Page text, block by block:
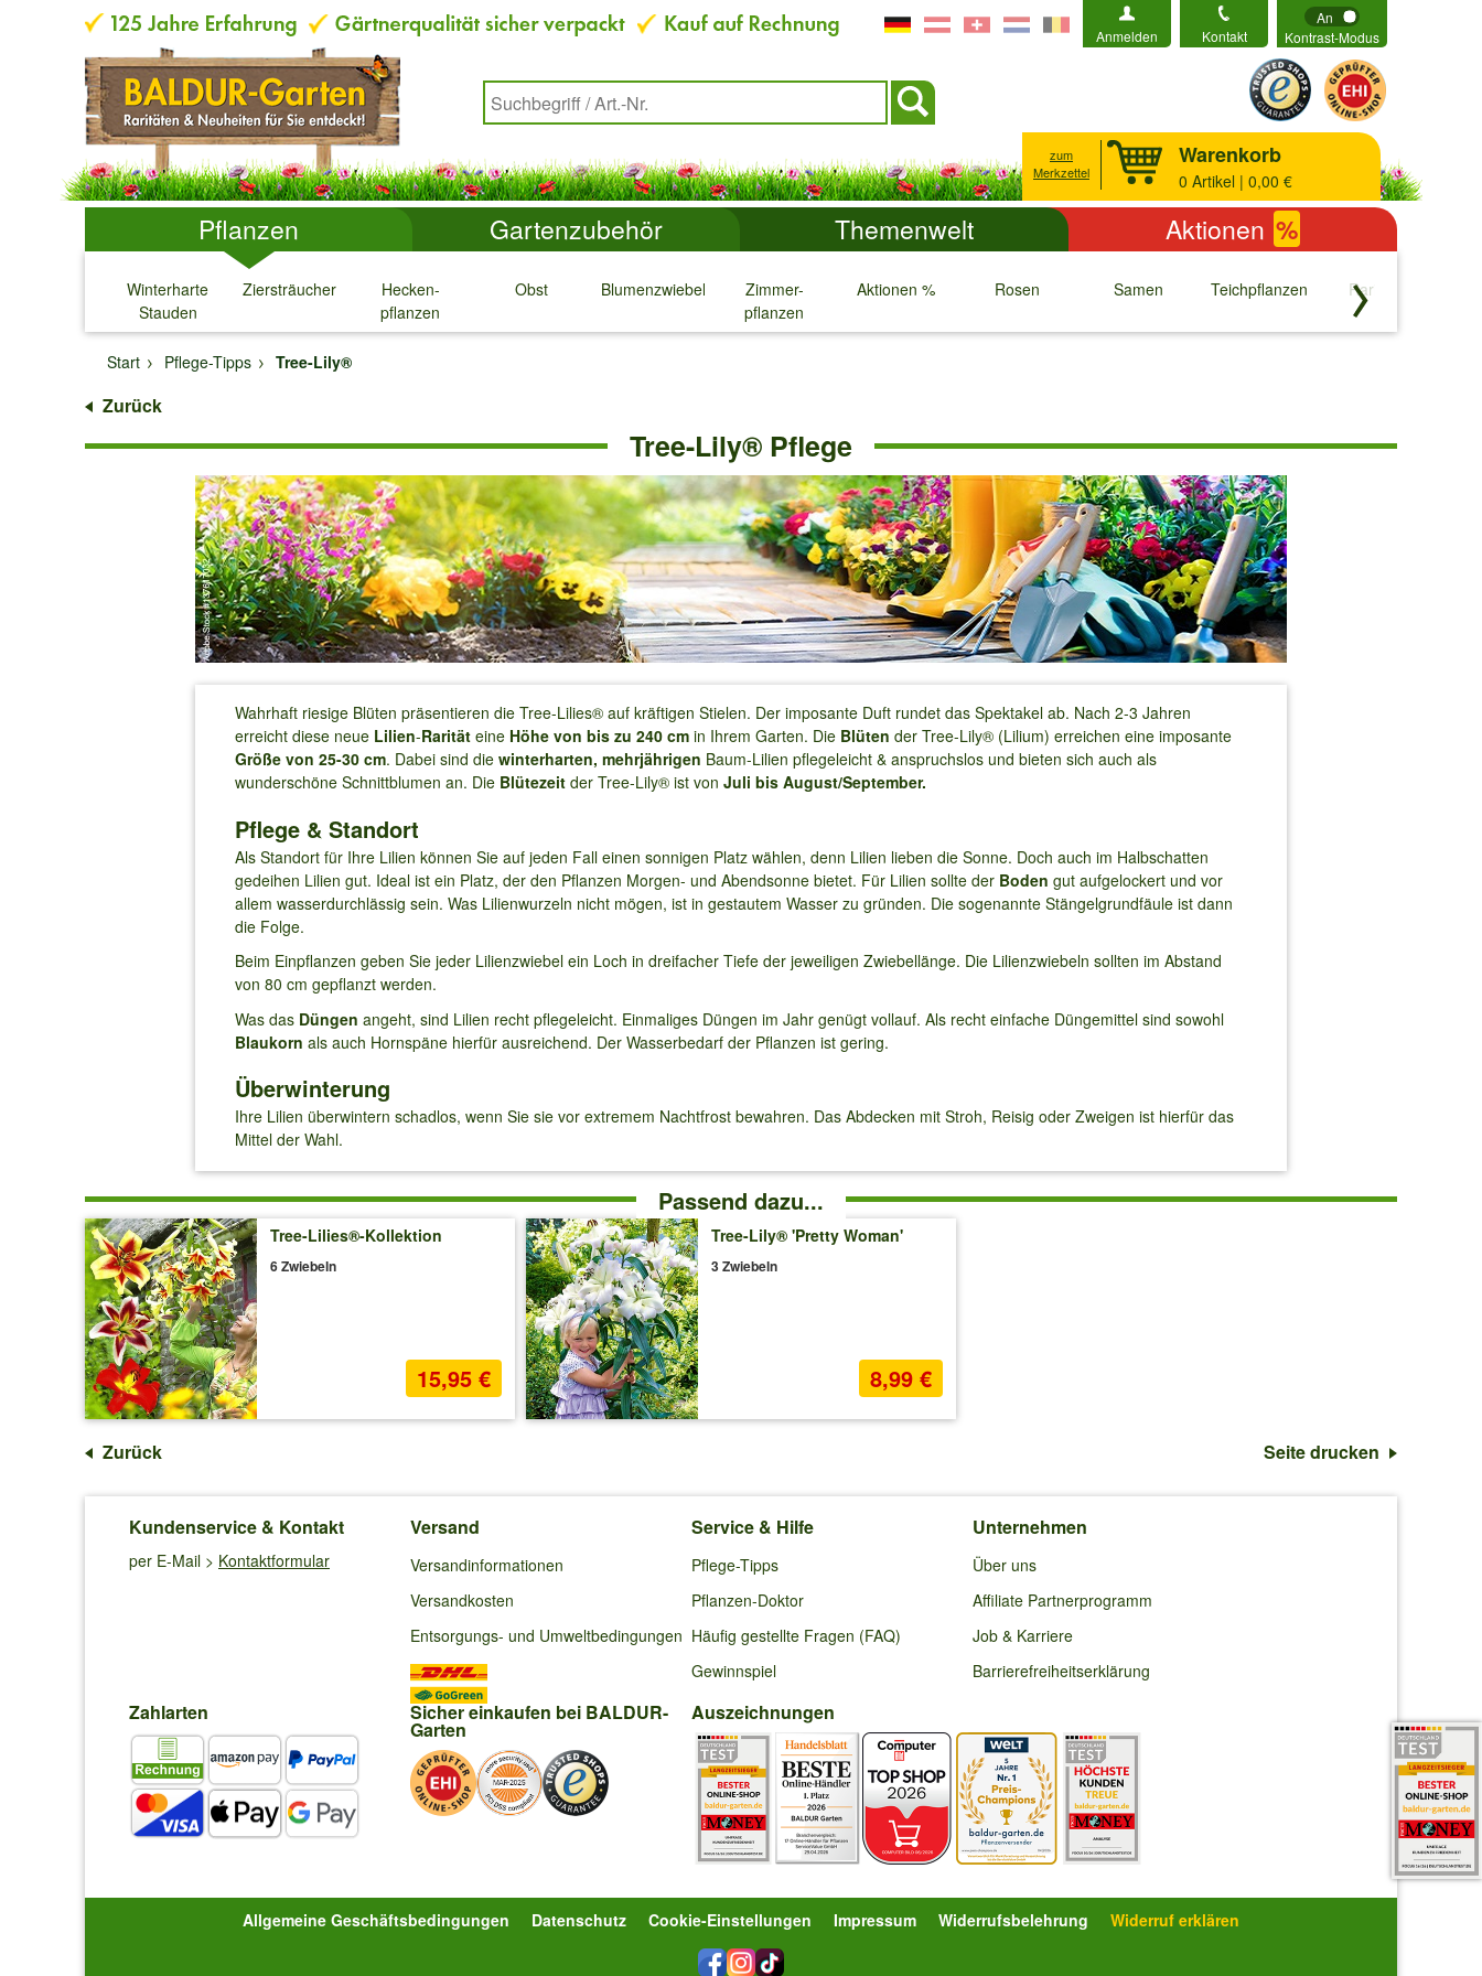
Anmelden Kontakt
An
Kontrast-Modus
zum
Merkzettel
Warenkorb
0 Artikel | 0,00 €
Pflanzen Gartenzubehör Themenwelt Aktionen %
Winterharte
Stauden
↓
Ziersträucher
↓
Hecken-
pflanzen
↓
Obst
↓
Blumenzwiebeln
↓
Zimmer-
pflanzen
↓
Aktionen %
↓
Rosen
↓
Samen
↓
Teichpflanzen
↓
Raritäten
↓
Start
Pflege-Tipps Tree-Lily®
Zurück
Tree-Lily® Pflege
Wahrhaft riesige Blüten präsentieren die Tree-Lilies® auf kräftigen Stielen. Der imposante Duft rundet das Spektakel ab. Nach 2-3 Jahren
erreicht diese neue Lilien-Raritäteine Höhe von bis zu 240 cmin Ihrem Garten. Die Blüten der Tree-Lily® (Lilium) erreichen eine imposante
Größe von 25-30 cm. Dabei sind die winterharten, mehrjährigen Baum-Lilien pflegeleicht & anspruchslos und bieten sich auch als
wunderschöne Schnittblumen an. Die Blütezeitder Tree-Lily® ist von Juli bis August/September.
Pflege & Standort
Als Standort für Ihre Lilien können Sie auf jeden Fall einen sonnigen Platz wählen, denn Lilien lieben die Sonne. Doch auch im Halbschatten
gedeihen Lilien gut. Ideal ist ein Platz, der den Pflanzen Morgen- und Abendsonne bietet. Für Lilien sollte der Boden gut aufgelockert und vor
allem wasserdurchlässig sein. Was Lilienwurzeln nicht mögen, ist in gestautem Wasser zu gründen. Die sogenannte Stängelgrundfäule ist dann
die Folge.
Beim Einpflanzen geben Sie jeder Lilienzwiebel ein Loch in dreifacher Tiefe der jeweiligen Zwiebellänge. Die Lilienzwiebeln sollten im Abstand
von 80 cm gepflanzt werden.
Was das Düngen angeht, sind Lilien recht pflegeleicht. Einmaliges Düngen im Jahr genügt vollauf. Als recht einfache Düngemittel sind sowohl
Blaukorn als auch Hornspäne hierfür ausreichend. Der Wasserbedarf der Pflanzen ist gering.
Überwinterung
Ihre Lilien überwintern schadlos, wenn Sie sie vor extremem Nachtfrost bewahren. Das Abdecken mit Stroh, Reisig oder Zweigen ist hierfür das
Mittel der Wahl.
Passend dazu...
Tree-Lilies®-Kollektion
6 Zwiebeln
15,95 €
Tree-Lily® 'Pretty Woman'
3 Zwiebeln
8,99 €
Zurück Seite drucken
Kundenservice & Kontakt
per E-Mail > Kontaktformular
Versand
Versandinformationen
Versandkosten
Entsorgungs- und Umweltbedingungen
Service & Hilfe
Pflege-Tipps
Pflanzen-Doktor
Häufig gestellte Fragen (FAQ)
Gewinnspiel
Unternehmen
Über uns
Affiliate Partnerprogramm
Job & Karriere
Barrierefreiheitserklärung
Zahlarten Sicher einkaufen bei BALDUR-
Garten
Auszeichnungen
Allgemeine Geschäftsbedingungen Datenschutz Cookie-Einstellungen Impressum Widerrufsbelehrung Widerruf erklären